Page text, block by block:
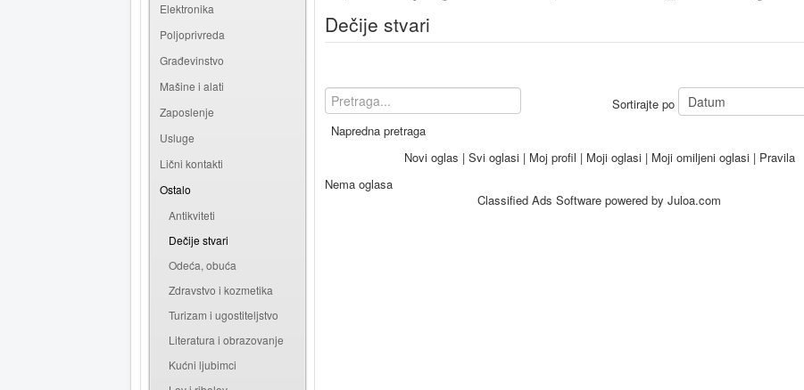
Elektronika
Poljoprivreda
Građevinstvo
Mašine i alati
Zaposlenje
Usluge
Lični kontakti
Ostalo
Antikviteti
Dečije stvari
Odeća, obuća
Zdravstvo i kozmetika
Turizam i ugostiteljstvo
Literatura i obrazovanje
Kućni ljubimci
Dečije stvari
Napredna pretraga
Sortirajte po
Novi oglas | Svi oglasi| Moj profil | Moji oglasi| Moji omiljeni oglasi| Pravila
Nema oglasa
Classified Ads Software powered by Juloa.com